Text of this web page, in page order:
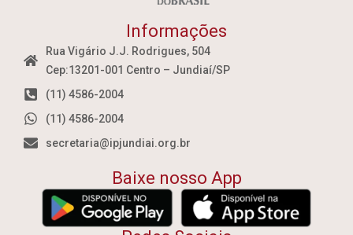
Informações
Rua Vigário J.J. Rodrigues, 504
Cep:13201-001 Centro – Jundiaí/SP
(11) 4586-2004
(11) 4586-2004
secretaria@ipjundiai.org.br
Baixe nosso App